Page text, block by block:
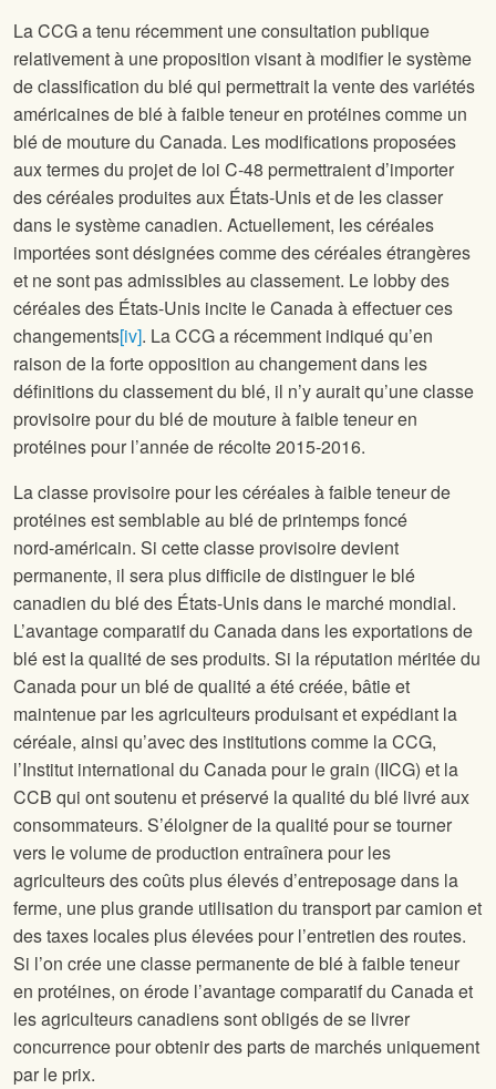
La CCG a tenu récemment une consultation publique
relativement à une proposition visant à modifier le système
de classification du blé qui permettrait la vente des variétés
américaines de blé à faible teneur en protéines comme un
blé de mouture du Canada. Les modifications proposées
aux termes du projet de loi C‑48 permettraient d’importer
des céréales produites aux États-Unis et de les classer
dans le système canadien. Actuellement, les céréales
importées sont désignées comme des céréales étrangères
et ne sont pas admissibles au classement. Le lobby des
céréales des États-Unis incite le Canada à effectuer ces
changements[iv]. La CCG a récemment indiqué qu’en
raison de la forte opposition au changement dans les
définitions du classement du blé, il n’y aurait qu’une classe
provisoire pour du blé de mouture à faible teneur en
protéines pour l’année de récolte 2015-2016.
La classe provisoire pour les céréales à faible teneur de
protéines est semblable au blé de printemps foncé
nord‑américain. Si cette classe provisoire devient
permanente, il sera plus difficile de distinguer le blé
canadien du blé des États-Unis dans le marché mondial.
L’avantage comparatif du Canada dans les exportations de
blé est la qualité de ses produits. Si la réputation méritée du
Canada pour un blé de qualité a été créée, bâtie et
maintenue par les agriculteurs produisant et expédiant la
céréale, ainsi qu’avec des institutions comme la CCG,
l’Institut international du Canada pour le grain (IICG) et la
CCB qui ont soutenu et préservé la qualité du blé livré aux
consommateurs. S’éloigner de la qualité pour se tourner
vers le volume de production entraînera pour les
agriculteurs des coûts plus élevés d’entreposage dans la
ferme, une plus grande utilisation du transport par camion et
des taxes locales plus élevées pour l’entretien des routes.
Si l’on crée une classe permanente de blé à faible teneur
en protéines, on érode l’avantage comparatif du Canada et
les agriculteurs canadiens sont obligés de se livrer
concurrence pour obtenir des parts de marchés uniquement
par le prix.